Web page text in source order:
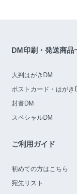
DM印刷・発送商品
大判はがきDM
ポストカード・はがき
封書DM
スペシャルDM
ご利用ガイド
初めての方はこちら
宛先リスト